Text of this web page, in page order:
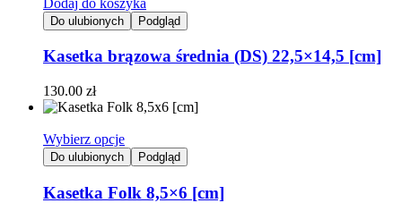
Do ulubionych Podgląd
Kasetka brązowa średnia (DS) 22,5×14,5 [cm]
130.00 zł
Wybierz opcje
Do ulubionych Podgląd
Kasetka Folk 8,5×6 [cm]